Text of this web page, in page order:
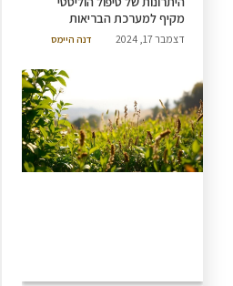
מקיף למערכת הבריאות
דנה היימס דצמבר 17, 2024